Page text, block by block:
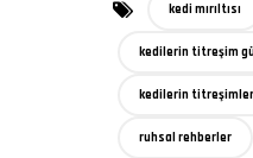
kedi mırıltısı
kedilerin titreşim
kedilerin
ruhsal rehberler